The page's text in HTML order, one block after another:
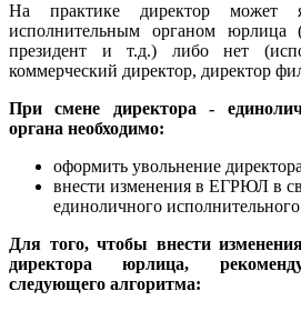
На практике директор может
исполнительным органом юрлица
президент и т.д.) либо нет
коммерческий директор, директор
При смене директора -
органа необходимо:
оформить увольнение директора
внести изменения в ЕГРЮЛ в
единоличного исполнительного
Для того, чтобы внести
директора юрлица,
следующего алгоритма: